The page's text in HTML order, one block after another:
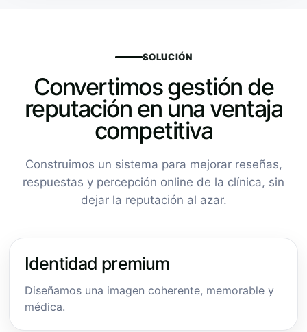
SOLUCIÓN
Convertimos gestión de
reputación en una ventaja
competitiva
Construimos un sistema para mejorar reseñas,
respuestas y percepción online de la clínica, sin
dejar la reputación al azar.
Identidad premium
Diseñamos una imagen coherente, memorable y
médica.